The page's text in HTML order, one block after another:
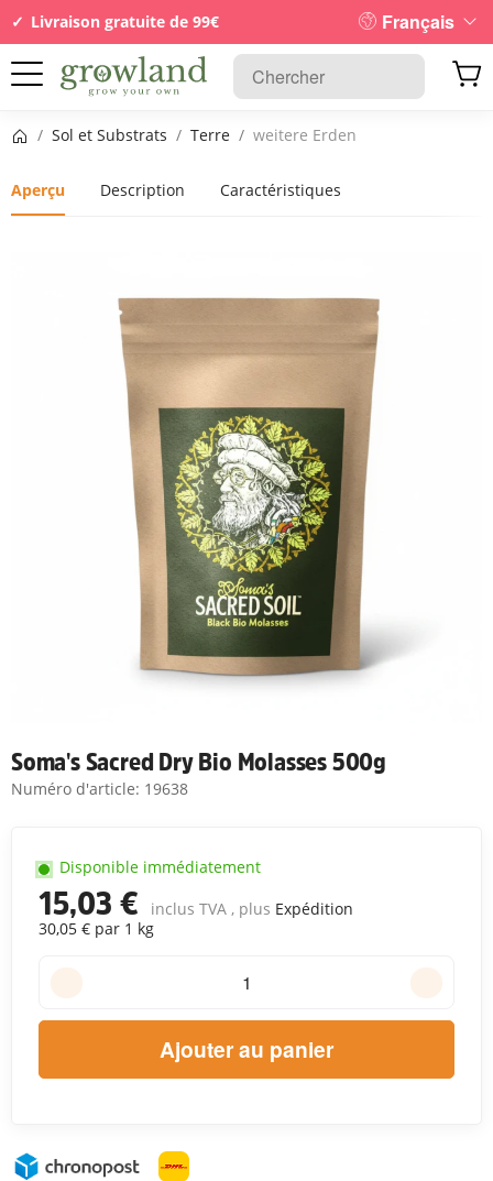
Livraison gratuite de 99€ Français
Page d’accueil
/ Sol et Substrats / Terre / weitere Erden
Aperçu Description Caractéristiques
Soma's Sacred Dry Bio Molasses 500g
Numéro d'article: 19638
15,03 € inclus TVA , plus Expédition
30,05 € par 1 kg
Disponible immédiatement
Ajouter au panier